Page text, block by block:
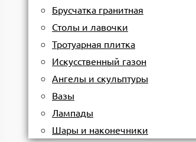
Брусчатка гранитная
Столы и лавочки
Тротуарная плитка
Искусственный газон
Ангелы и скульптуры
Вазы
Лампады
Шары и наконечники